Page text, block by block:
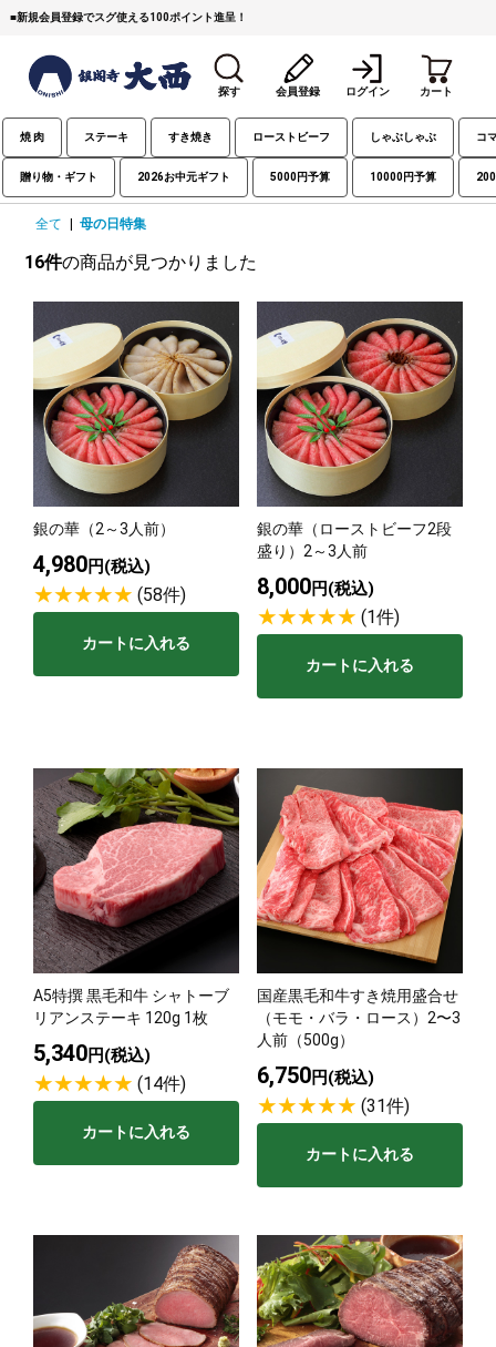
■新規会員登録でスグ使える100ポイント進呈！
探す
すき焼き 焼 肉 ステーキ
しゃぶしゃぶ コマ切れミンチ ローストビーフ
焼豚など（豚肉の加工
品）
牛丼など（牛肉の加工
品）
カレー・コロッケ・ハン
バーグ
京丹波平井牛
（熟）
千代幻豚 贈り物・ギフト
会員登録 ログイン カート
焼 肉 ステーキ すき焼き ローストビーフ しゃぶしゃぶ コ
贈り物・ギフト 2026お中元ギフト 5000円予算 10000円予算
全て | 母の日特集
16件の商品が見つかりました
銀の華（2～3人前）
4,980円(税込)
(58件)
カートに入れる
銀の華（ローストビーフ2段
盛り）2～3人前
8,000円(税込)
(1件)
カートに入れる
A5特撰 黒毛和牛 シャトーブ
リアンステーキ 120g 1枚
5,340円(税込)
(14件)
カートに入れる
国産黒毛和牛すき焼用盛合せ
（モモ・バラ・ロース）2〜3
人前（500g）
6,750円(税込)
(31件)
カートに入れる